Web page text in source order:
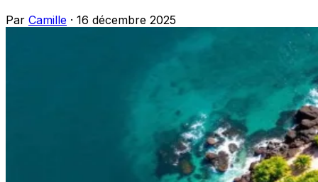
Par Camille · 16 décembre 2025